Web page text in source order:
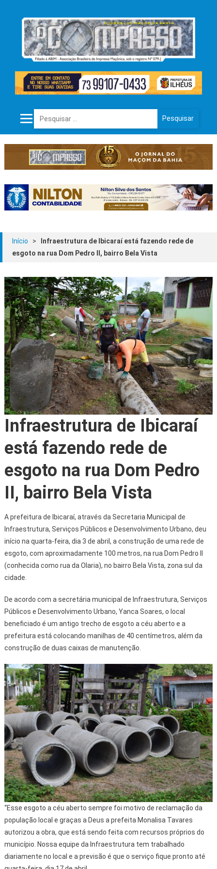
Pesquisar por:
Início >
Infraestrutura de Ibicaraí está fazendo rede de
esgoto na rua Dom Pedro II, bairro Bela Vista
Infraestrutura de Ibicaraí
está fazendo rede de
esgoto na rua Dom Pedro
II, bairro Bela Vista
A prefeitura de Ibicaraí, através da Secretaria Municipal de
Infraestrutura, Serviços Públicos e Desenvolvimento Urbano, deu
início na quarta-feira, dia 3 de abril, a construção de uma rede de
esgoto, com aproximadamente 100 metros, na rua Dom Pedro II
(conhecida como rua da Olaria), no bairro Bela Vista, zona sul da
cidade.
De acordo com a secretária municipal de Infraestrutura, Serviços
Públicos e Desenvolvimento Urbano, Yanca Soares, o local
beneficiado é um antigo trecho de esgoto a céu aberto e a
prefeitura está colocando manilhas de 40 centímetros, além da
construção de duas caixas de manutenção.
“Esse esgoto a céu aberto sempre foi motivo de reclamação da
população local e graças a Deus a prefeita Monalisa Tavares
autorizou a obra, que está sendo feita com recursos próprios do
município. Nossa equipe da Infraestrutura tem trabalhado
diariamente no local e a previsão é que o serviço fique pronto até